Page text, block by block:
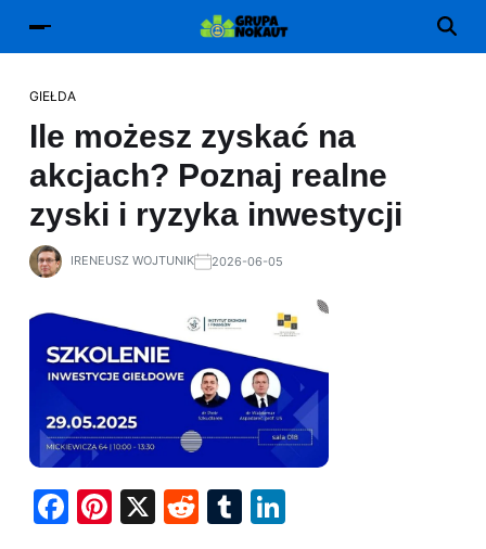
GIEŁDA
Ile możesz zyskać na
akcjach? Poznaj realne
zyski i ryzyka inwestycji
IRENEUSZ WOJTUNIK 2026-06-05
F
Pi X
R
T